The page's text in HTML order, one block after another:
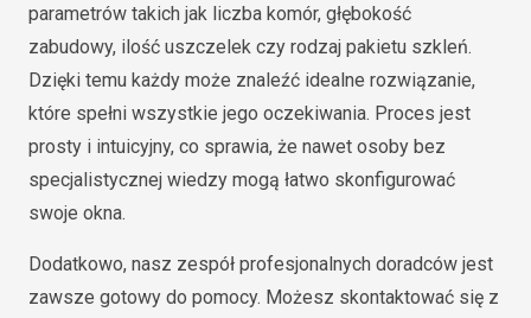
parametrów takich jak liczba komór, głębokość
zabudowy, ilość uszczelek czy rodzaj pakietu szkleń.
Dzięki temu każdy może znaleźć idealne rozwiązanie,
które spełni wszystkie jego oczekiwania. Proces jest
prosty i intuicyjny, co sprawia, że nawet osoby bez
specjalistycznej wiedzy mogą łatwo skonfigurować
swoje okna.
Dodatkowo, nasz zespół profesjonalnych doradców jest
zawsze gotowy do pomocy. Możesz skontaktować się z